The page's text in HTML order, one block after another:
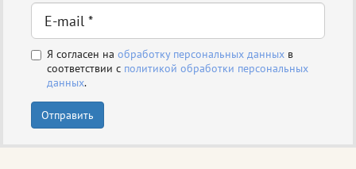
Я согласен на обработку персональных данных в
соответствии с политикой обработки персональных
данных.
Отправить